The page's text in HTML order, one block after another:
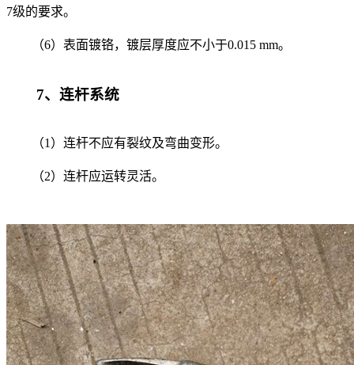
7级的要求。
（6）表面镀铬，镀层厚度应不小于0.015 mm。
7、连杆系统
（1）连杆不应有裂纹及弯曲变形。
（2）连杆应运转灵活。